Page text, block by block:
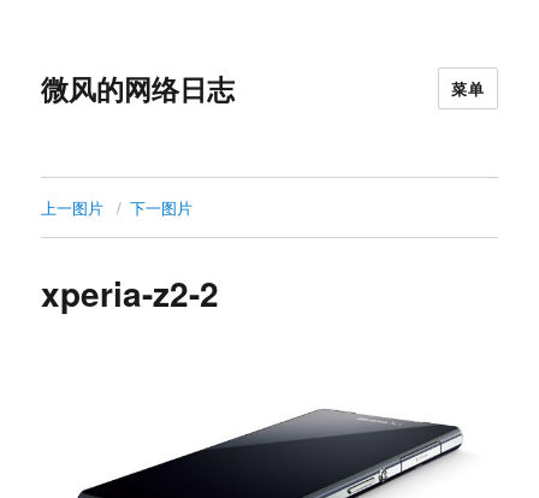
微风的网络日志 菜单
上一图片 下一图片
xperia-z2-2